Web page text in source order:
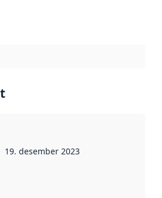
19. desember 2023